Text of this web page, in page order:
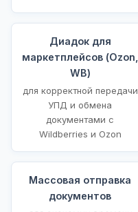
Диадок для
маркетплейсов (Ozon,
WB)
для корректной передачи
УПД и обмена
документами с
Wildberries и Ozon
Массовая отправка
документов